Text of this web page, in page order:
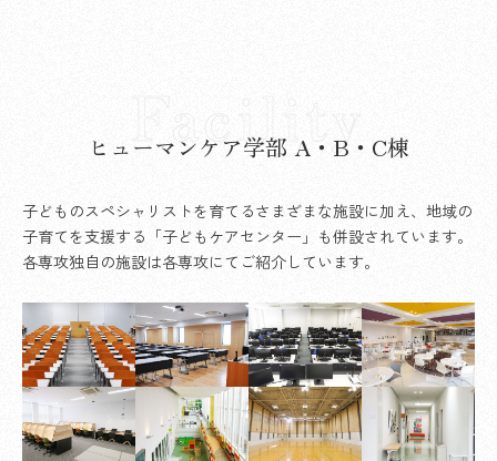
Facility
ヒューマンケア学部 A・B・C棟
子どものスペシャリストを育てるさまざまな施設に加え、地域の
子育てを支援する「子どもケアセンター」も併設されています。
各専攻独自の施設は各専攻にてご紹介しています。